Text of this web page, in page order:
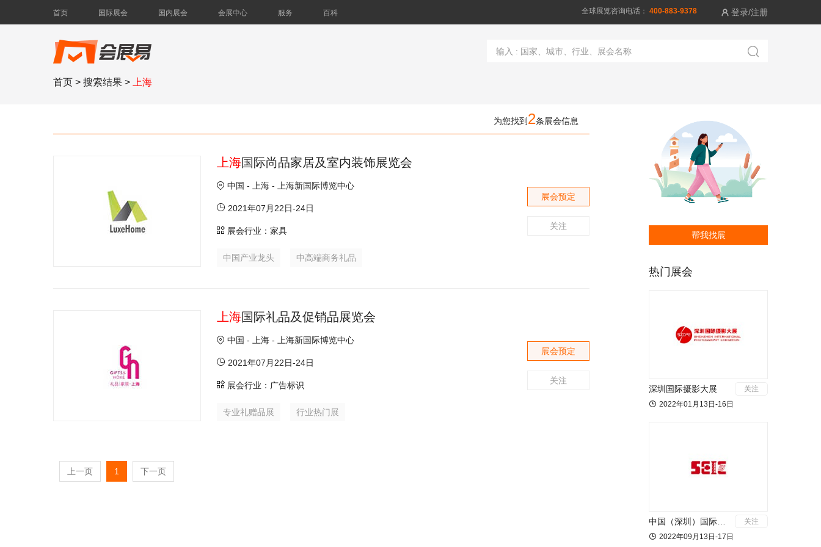
首页 国际展会 国内展会 会展中心 服务 百科 全球展览咨询电话： 400-883-9378  登录/注册

首页 > 搜索结果 > 上海
为您找到 2条展会信息
上海国际尚品家居及室内装饰展览会
中国 - 上海 - 上海新国际博览中心
2021年07月22日-24日
展会行业：家具
中国产业龙头 中高端商务礼品
展会预定
关注
上海国际礼品及促销品展览会
中国 - 上海 - 上海新国际博览中心
2021年07月22日-24日
展会行业：广告标识
专业礼赠品展 行业热门展
展会预定
关注
上一页 1 下一页
帮我找展
热门展会
深圳国际摄影大展 关注
 2022年01月13日-16日
关注
 2022年09月13日-17日